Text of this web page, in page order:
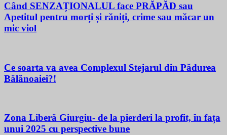
Când SENZAȚIONALUL face PRĂPĂD sau
Apetitul pentru morți și răniți, crime sau măcar un
mic viol
Ce soarta va avea Complexul Stejarul din Pădurea
Bălănoaiei?!
Zona Liberă Giurgiu- de la pierderi la profit, în fața
unui 2025 cu perspective bune